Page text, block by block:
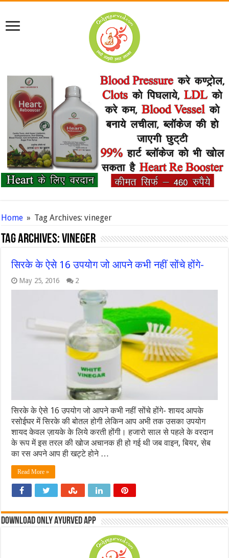
Home » Tag Archives: vineger
Tag Archives:vineger
सिरके के ऐसे 16 उपयोग जो आपने कभी नहीं सोंचे होंगे-
May 25, 2016 2
सिरके के ऐसे 16 उपयोग जो आपने कभी नहीं सोंचे होंगे- शायद आपके
रसोईघर में सिरके की बोतल होगी लेकिन आप अभी तक उसका उपयोग
शायद केवल ज़ायके के लिये करती होंगी। हजारो साल से पहले के वरदान
के रूप में इस तरल की खोज अचानक ही हो गई थी जब वाइन, बियर, सेब
का रस अपने आप ही खट्टे होने …
Read More »
Download Only Ayurved App